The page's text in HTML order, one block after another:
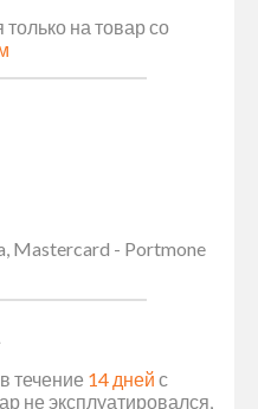
на товар со
Mastercard - Portmone
течение 14 дней с
не эксплуатировался,